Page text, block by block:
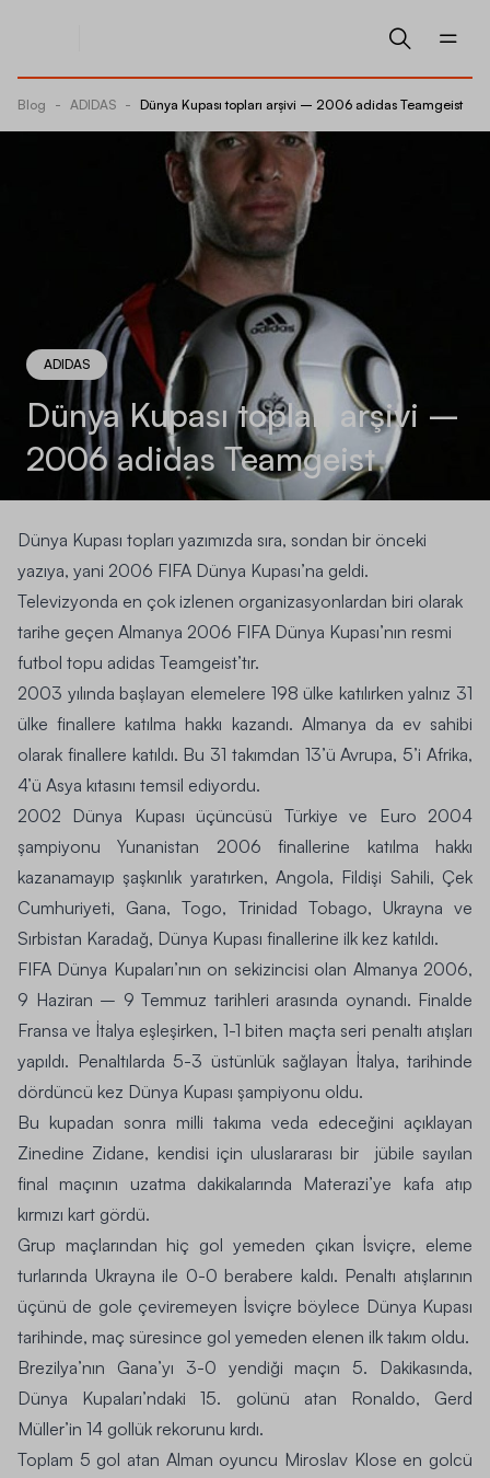
Blog - ADIDAS - Dünya Kupası topları arşivi – 2006 adidas Teamgeist
ADIDAS
Dünya Kupası topları arşivi –
2006 adidas Teamgeist
Dünya Kupası topları yazımızda sıra, sondan bir önceki
yazıya, yani 2006 FIFA Dünya Kupası’na geldi.
Televizyonda en çok izlenen organizasyonlardan biri olarak
tarihe geçen Almanya 2006 FIFA Dünya Kupası’nın resmi
futbol topu adidas Teamgeist’tır.
2003 yılında başlayan elemelere 198 ülke katılırken yalnız 31
ülke finallere katılma hakkı kazandı. Almanya da ev sahibi
olarak finallere katıldı. Bu 31 takımdan 13’ü Avrupa, 5’i Afrika,
4’ü Asya kıtasını temsil ediyordu.
2002 Dünya Kupası üçüncüsü Türkiye ve Euro 2004
şampiyonu Yunanistan 2006 finallerine katılma hakkı
kazanamayıp şaşkınlık yaratırken, Angola, Fildişi Sahili, Çek
Cumhuriyeti, Gana, Togo, Trinidad Tobago, Ukrayna ve
Sırbistan Karadağ, Dünya Kupası finallerine ilk kez katıldı.
FIFA Dünya Kupaları’nın on sekizincisi olan Almanya 2006,
9 Haziran – 9 Temmuz tarihleri arasında oynandı. Finalde
Fransa ve İtalya eşleşirken, 1-1 biten maçta seri penaltı atışları
yapıldı. Penaltılarda 5-3 üstünlük sağlayan İtalya, tarihinde
dördüncü kez Dünya Kupası şampiyonu oldu.
Bu kupadan sonra milli takıma veda edeceğini açıklayan
Zinedine Zidane, kendisi için uluslararası bir jübile sayılan
final maçının uzatma dakikalarında Materazi’ye kafa atıp
kırmızı kart gördü.
Grup maçlarından hiç gol yemeden çıkan İsviçre, eleme
turlarında Ukrayna ile 0-0 berabere kaldı. Penaltı atışlarının
üçünü de gole çeviremeyen İsviçre böylece Dünya Kupası
tarihinde, maç süresince gol yemeden elenen ilk takım oldu.
Brezilya’nın Gana’yı 3-0 yendiği maçın 5. Dakikasında,
Dünya Kupaları’ndaki 15. golünü atan Ronaldo, Gerd
Müller’in 14 gollük rekorunu kırdı.
Toplam 5 gol atan Alman oyuncu Miroslav Klose en golcü